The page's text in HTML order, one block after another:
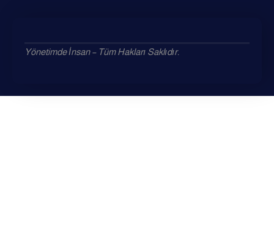
Yönetimde İnsan – Tüm Hakları Saklıdır.